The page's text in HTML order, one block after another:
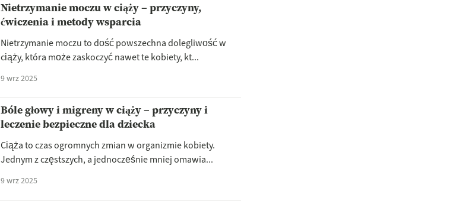
Nietrzymanie moczu w ciąży – przyczyny,
ćwiczenia i metody wsparcia
Nietrzymanie moczu to dość powszechna dolegliwość w
ciąży, która może zaskoczyć nawet te kobiety, kt...
9 wrz 2025
Bóle głowy i migreny w ciąży – przyczyny i
leczenie bezpieczne dla dziecka
Ciąża to czas ogromnych zmian w organizmie kobiety.
Jednym z częstszych, a jednocześnie mniej omawia...
9 wrz 2025